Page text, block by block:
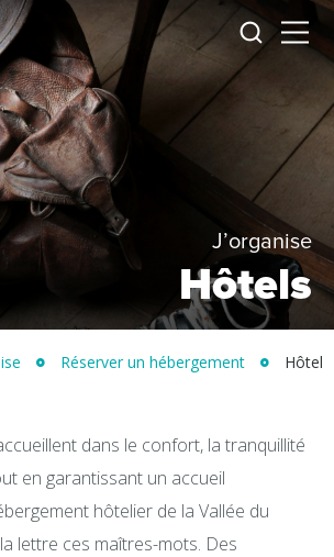
Je
Menu
J’organise
Hôtels
Réserver un hébergement Hôtels
dans le confort, la tranquillité
en garantissant un accueil
hôtelier de la Vallée du
lettre ces maîtres-mots. Des